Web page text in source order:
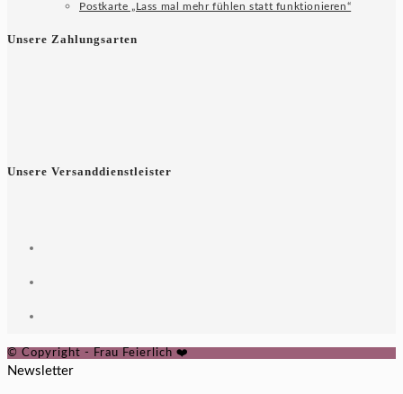
Postkarte „Lass mal mehr fühlen statt funktionieren“
Unsere Zahlungsarten
Unsere Versanddienstleister
© Copyright - Frau Feierlich ❤️
Newsletter